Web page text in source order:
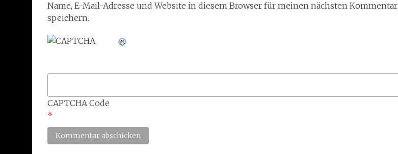
Name, E-Mail-Adresse und Website in diesem Browser für meinen nächsten Kommentar
speichern.
CAPTCHA Code
*